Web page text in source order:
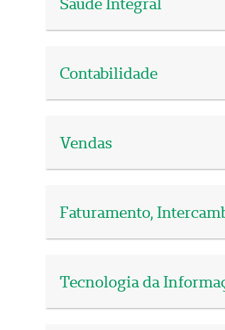
Contabilidade
Vendas
Faturamento,
Tecnologia da